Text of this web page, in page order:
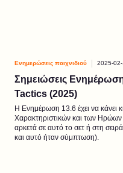
Ενημερώσεις παιχνιδιού 2025-
Σημειώσεις
Tactics (2025)
Η Ενημέρωση 13.6 έχει να κάνει
Χαρακτηριστικών και των
αρκετά σε αυτό το σετ ή στη
και αυτό ήταν σύμπτωση).